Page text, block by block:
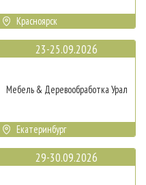
Красноярск
23-25.09.2026
Мебель & Деревообработка Урал
Екатеринбург
29-30.09.2026